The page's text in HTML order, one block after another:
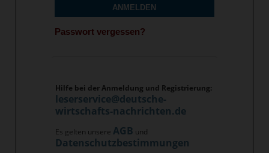
ANMELDEN
Passwort vergessen?
Hilfe bei der Anmeldung und Registrierung:
leserservice@deutsche-
wirtschafts-nachrichten.de
Es gelten unsere AGB und
Datenschutzbestimmungen